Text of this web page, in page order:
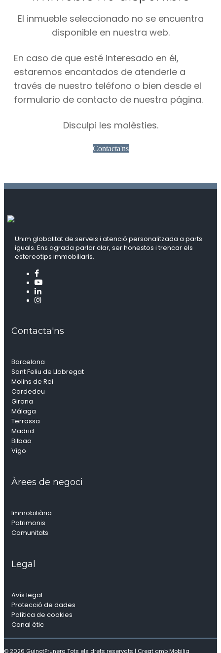
El inmueble seleccionado no se encuentra
disponible en nuestra web.
En caso de que esté interesado en él,
estaremos encantados de atenderle a
través de nuestro teléfono o bien desde el
formulario de contacto de nuestra página.
Disculpi les molèsties.
Contacta'ns
Unim globalitat de serveis i atenció personalitzada a parts
iguals. Ens agrada parlar clar, ser honestos i trencar els
estereotips immobiliaris.
Contacta'ns
Barcelona
Sant Feliu de Llobregat
Molins de Rei
Cardedeu
Girona
Málaga
Terrassa
Madrid
Bilbao
Vigo
Àrees de negoci
Immobiliària
Patrimonis
Comunitats
Legal
Avís legal
Protecció de dades
Política de cookies
Canal étic
© 2026 GuinotPrunera Tots els drets reservats | Creat amb Mobilia